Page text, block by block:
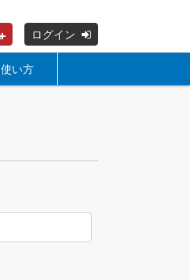
ログイン
使い方